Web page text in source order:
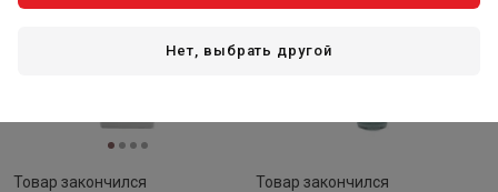
Товар закончился Товар закончился
Нет, выбрать другой